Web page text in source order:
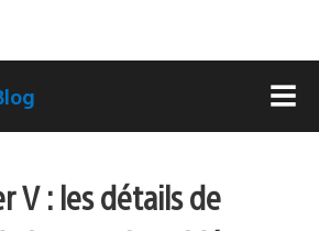
V : les détails de